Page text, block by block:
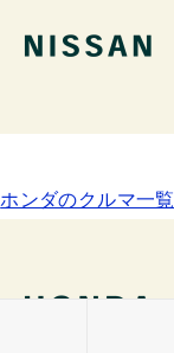
ホンダのクルマ一覧